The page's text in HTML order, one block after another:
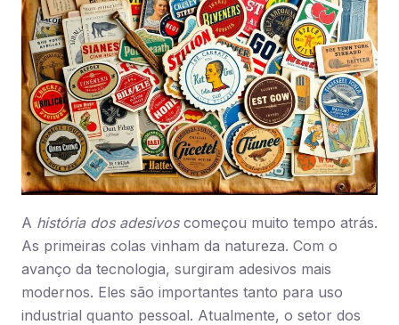
A história dos adesivoscomeçou muito tempo atrás.
As primeiras colas vinham da natureza. Com o
avanço da tecnologia, surgiram adesivos mais
modernos. Eles são importantes tanto para uso
industrial quanto pessoal. Atualmente, o setor dos